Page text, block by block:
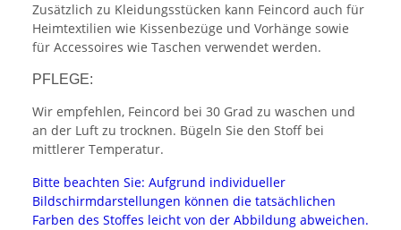
Zusätzlich zu Kleidungsstücken kann Feincord auch für
Heimtextilien wie Kissenbezüge und Vorhänge sowie
für Accessoires wie Taschen verwendet werden.
PFLEGE:
Wir empfehlen, Feincord bei 30 Grad zu waschen und
an der Luft zu trocknen. Bügeln Sie den Stoff bei
mittlerer Temperatur.
Bitte beachten Sie: Aufgrund individueller
Bildschirmdarstellungen können die tatsächlichen
Farben des Stoffes leicht von der Abbildung abweichen.